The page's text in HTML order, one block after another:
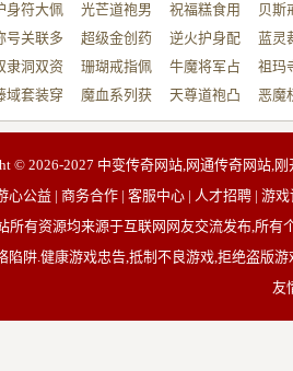
身符大佩
…
光芒道袍男
战…
祝福糕食用
帮…
贝斯
开…
号关联多
…
超级金创药
带…
逆火护身配
祝…
蓝灵
台…
隶洞双资
…
珊瑚戒指佩
戴…
牛魔将军占
占…
祖玛
动…
域套装穿
…
魔血系列获
取…
天尊道袍凸
显…
恶魔
有…
© 2026-2027 中变传奇网站,网通传奇网站,
心公益 | 商务合作 | 客服中心 | 人才招聘 | 游
所有资源均来源于互联网网友交流发布,所
陷阱.健康游戏忠告,抵制不良游戏,拒绝盗版
友